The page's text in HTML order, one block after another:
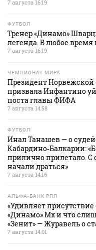
7 августа 16:19
ФУТБОЛ
Тренер «Динамо»
легенда. В любое
7 августа 16:19
ЧЕМПИОНАТ МИРА
Президент Норвежской
призвала Инфантино
поста главы ФИФА
7 августа 14:58
ФУТБОЛ
Инал Танашев — о
Кабардино‑Балкарии:
прилично прилетало.
начали драться»
7 августа 14:16
АЛЬФА-БАНК РПЛ
«Удивляет
«Динамо» Мх и что
«Зенит» — Журавель о
7 августа 14:01